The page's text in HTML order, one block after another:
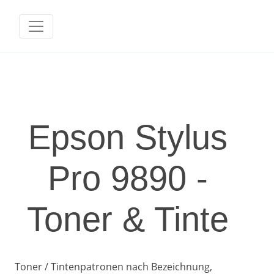
Epson Stylus
Pro 9890 -
Toner & Tinte
Toner / Tintenpatronen nach Bezeichnung,